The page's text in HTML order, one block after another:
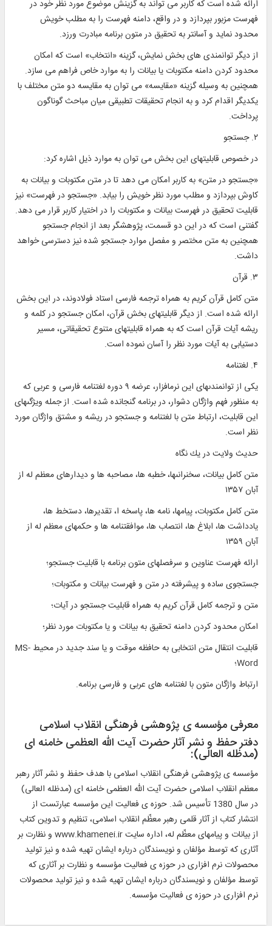
ارائه شده است كه كاربر مى ‏تواند به گزينش موضوع مورد نظر خود در
فهرست مزبور بپردازد و در واقع، دامنه فهرست را به مطلب خويش
محدود نمايد و آسان‏تر به تحقيق در متون برنامه مبادرت ورزد.
از ديگر توانمندى‏ هاى بخش نمايش، گزينه «انتخاب» است كه امكان
محدود كردن دامنه مكتوبات يا بيانات را به موارد خاص فراهم مى‏ سازد.
همچنين به وسيله گزينه «مقايسه» مى‏ توان به مقايسه دو متن مختلف با
يكديگر اقدام كرد و به انجام تحقيقات تطبيقى ميان مباحث گوناگون
پرداخت.
۲. جستجو
در خصوص قابليت‏هاى اين بخش مى‏ توان به موارد ذيل اشاره كرد:
«جستجو در متن» به كاربر امكان مى‏ دهد تا در متن مكتوبات و بيانات به
كاوش بپردازد و مطلب مورد نظر خويش را بيابد. «جستجو در فهرست» نيز
قابليت تحقيق در فهرست بيانات و مكتوبات را در اختيار كاربر قرار مى‏ دهد.
گفتنى است كه در اين دو قسمت، پژوهشگر بعد از انجام جستجو
همچنين به متن مختصر و مفصل موارد جستجو شده نيز دسترسى خواهد
داشت.
۳. قرآن‏
متن كامل قرآن كريم به همراه ترجمه فارسى استاد فولادوند، در اين بخش
ارائه شده است. از ديگر قابليت‏هاى بخش قرآن، امكان جستجو در كلمه و
ريشه آيات قرآن است كه به همراه قابليت‏هاى متنوع تحقيقاتى، مسير
دستيابى به آيات مورد نظر را آسان نموده است.
۴. لغت‏نامه‏
يكى از توانمندى‎هاى اين نرم‎افزار، عرضه ۹ دوره لغت‎نامه فارسى و عربى كه
به منظور فهم واژگان دشوار، در برنامه گنجانده شده است. از جمله ويژگى‎هاى
اين قابليت، ارتباط متن با لغت‎نامه و جستجو در ريشه و مشتق واژگان مورد
نظر است.
حديث ولايت در يك نگاه‏
متن كامل بيانات، سخنرانى‏ها، خطبه‏ ها، مصاحبه‏ ها و ديدارهاى معظم ‏له از
آبان ۱۳۵۷
متن كامل مكتوبات، پيام‏ها، نامه ‏ها، پاسخ‏ه ا، تقديرها، دستخط ها،
يادداشت ‏ها، ابلاغ ‏ها، انتصاب‏ ها، موافقت‏نامه‏ ها و حكم‏هاى معظم ‏له از
آبان ۱۳۵۹
ارائه فهرست عناوين و سرفصل‏هاى متون برنامه با قابليت جستجو؛
جستجوى ساده و پيشرفته در متن و فهرست بيانات و مكتوبات؛
متن و ترجمه كامل قرآن كريم به همراه قابليت جستجو در آيات؛
امكان محدود كردن دامنه تحقيق به بيانات و يا مكتوبات مورد نظر؛
قابليت انتقال متن انتخابى به حافظه موقت و يا سند جديد در محيط MS-
Word؛
ارتباط واژگان متون با لغت‏نامه ‏هاى عربى و فارسى برنامه.
معرفى مؤسسه‏ ى پژوهشى فرهنگى انقلاب اسلامى
‏دفتر حفظ و نشر آثار حضرت آيت الله العظمى خامنه اى
(مدظله العالى):
مؤسسه‏ ى پژوهشى فرهنگى انقلاب اسلامى با هدف حفظ و نشر آثار رهبر
معظم انقلاب اسلامى حضرت آيت الله العظمى خامنه ‏اى (مدظله العالى)
در سال 1380 تأسيس شد. حوزه‏ ى فعاليت اين مؤسسه عبارتست از
انتشار كتاب از آثار قلمى رهبر معظّم انقلاب اسلامى، تنظيم و تدوين كتاب
از بيانات و پيام‏هاى معظّم له، اداره سايت ‏‏www.khamenei.ir و نظارت بر
آثارى كه توسط مؤلفان و نويسندگان درباره ايشان تهيه شده و نيز توليد
محصولات نرم‏ افزارى در حوزه‏ ى فعاليت مؤسسه و نظارت بر آثارى كه
توسط مؤلفان و نويسندگان درباره ايشان تهيه شده و نيز توليد محصولات
نرم‏ افزارى در حوزه‏ ى فعاليت مؤسسه.